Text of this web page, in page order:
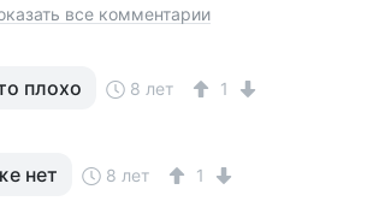
все комментарии
плохо 8 лет 1
нет 8 лет 1